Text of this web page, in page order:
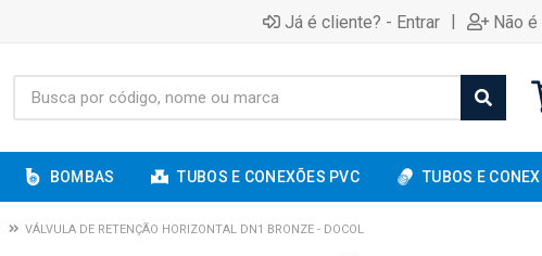
Já é cliente? - Entrar | Não
BOMBAS TUBOS E CONEXÕES PVC TUBOS E
VÁLVULA DE RETENÇÃO HORIZONTAL DN1 BRONZE - DOCOL